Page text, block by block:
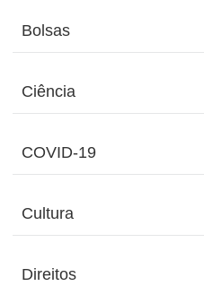
Bolsas
Ciência
COVID-19
Cultura
Direitos